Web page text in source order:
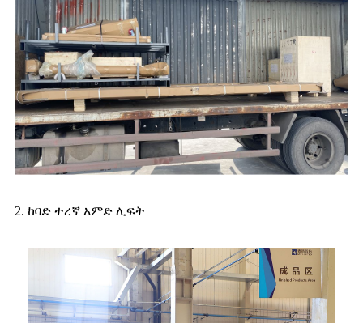
2. ከባድ ተረኛ አምድ ሊፍት